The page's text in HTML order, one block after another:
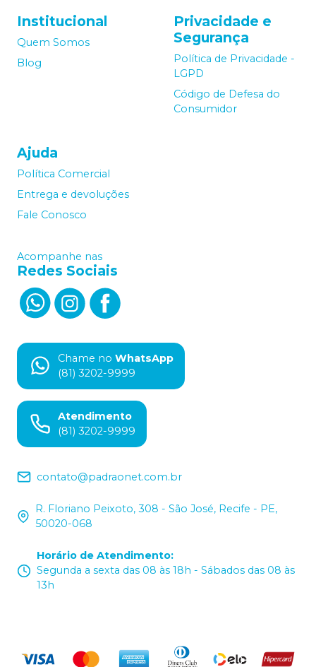
Institucional
Quem Somos
Blog
Privacidade e
Segurança
Política de Privacidade -
LGPD
Código de Defesa do
Consumidor
Ajuda
Política Comercial
Entrega e devoluções
Fale Conosco
Acompanhe nas
Redes Sociais
Chame no WhatsApp
(81) 3202-9999
Atendimento
(81) 3202-9999
contato@padraonet.com.br
R. Floriano Peixoto, 308 - São José, Recife - PE,
50020-068
Horário de Atendimento:
Segunda a sexta das 08 às 18h - Sábados das 08 às
13h